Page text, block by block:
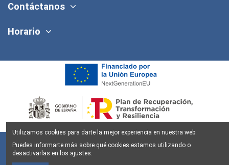
Contáctanos
Horario
Utilizamos cookies para darte la mejor experiencia en nuestra web.
Puedes informarte más sobre qué cookies estamos utilizando o
desactivarlas en los ajustes.